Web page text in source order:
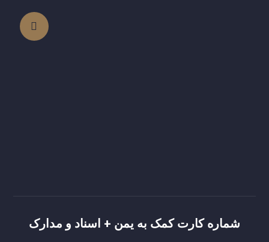
شماره کارت کمک به یمن + اسناد و مدارک